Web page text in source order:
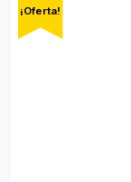
¡Oferta!